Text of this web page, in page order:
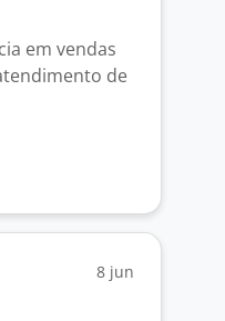
em vendas
de
8 jun